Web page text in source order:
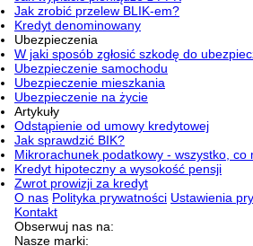
Jak zrobić przelew BLIK-em?
Kredyt denominowany
Ubezpieczenia
W jaki sposób zgłosić szkodę do
Ubezpieczenie samochodu
Ubezpieczenie mieszkania
Ubezpieczenie na życie
Artykuły
Odstąpienie od umowy kredytowej
Jak sprawdzić BIK?
Mikrorachunek podatkowy - wszystko, co
Kredyt hipoteczny a wysokość pensji
Zwrot prowizji za kredyt
O nas Polityka prywatności Ustawienia
Kontakt
Obserwuj nas na:
Nasze marki: